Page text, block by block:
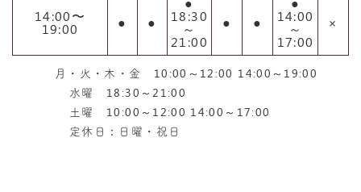
14:00〜
19:00 ● ● 18:30
～
21:00
● ● 14:00
～
17:00
×
月・火・木・金 10:00～12:00 14:00～19:00
水曜 18:30～21:00
土曜 10:00～12:00 14:00～17:00
定休日：日曜・祝日